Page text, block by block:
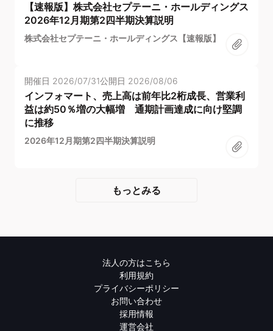
【速報版】株式会社セプテーニ・ホールディングス
2026年12月期第2四半期決算説明
株式会社セプテーニ・ホールディングス【速報版】
開催日 2026/07/31公開日 2026/08/06
インフォマート、売上高は前年比2桁成長、営業利
益は約50％増の大幅増 通期計画達成に向け堅調
に推移
2026年12月期第2四半期決算説明
もっとみる
法人の方はこちら
利用規約
プライバシーポリシー
お問い合わせ
採用情報
運営会社